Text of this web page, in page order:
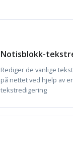
Notisblokk-
Rediger de vanlige
på nettet ved hjelp av
tekstredigering